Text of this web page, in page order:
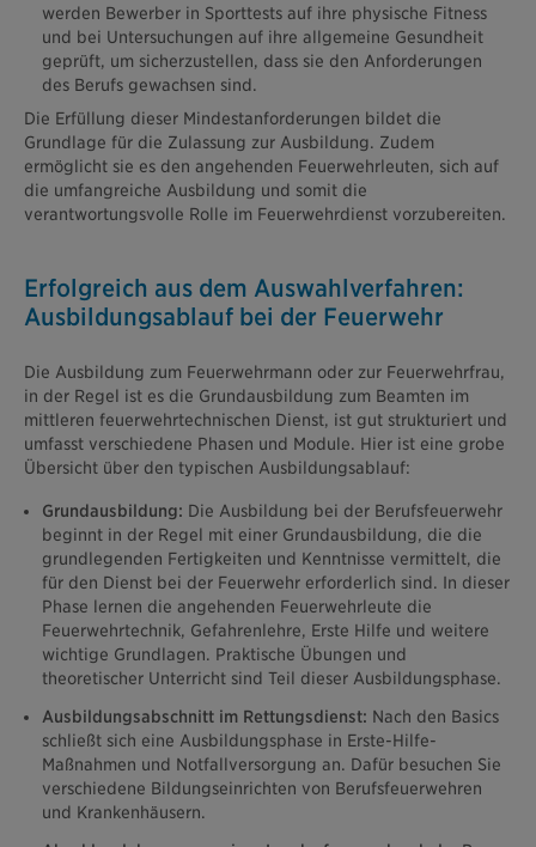
werden Bewerber in Sporttests auf ihre physische Fitness
und bei Untersuchungen auf ihre allgemeine Gesundheit
geprüft, um sicherzustellen, dass sie den Anforderungen
des Berufs gewachsen sind.
Die Erfüllung dieser Mindestanforderungen bildet die
Grundlage für die Zulassung zur Ausbildung. Zudem
ermöglicht sie es den angehenden Feuerwehrleuten, sich auf
die umfangreiche Ausbildung und somit die
verantwortungsvolle Rolle im Feuerwehrdienst vorzubereiten.
Erfolgreich aus dem Auswahlverfahren:
Ausbildungsablauf bei der Feuerwehr
Die Ausbildung zum Feuerwehrmann oder zur Feuerwehrfrau,
in der Regel ist es die Grundausbildung zum Beamten im
mittleren feuerwehrtechnischen Dienst, ist gut strukturiert und
umfasst verschiedene Phasen und Module. Hier ist eine grobe
Übersicht über den typischen Ausbildungsablauf:
Grundausbildung: Die Ausbildung bei der Berufsfeuerwehr
beginnt in der Regel mit einer Grundausbildung, die die
grundlegenden Fertigkeiten und Kenntnisse vermittelt, die
für den Dienst bei der Feuerwehr erforderlich sind. In dieser
Phase lernen die angehenden Feuerwehrleute die
Feuerwehrtechnik, Gefahrenlehre, Erste Hilfe und weitere
wichtige Grundlagen. Praktische Übungen und
theoretischer Unterricht sind Teil dieser Ausbildungsphase.
Ausbildungsabschnitt im Rettungsdienst: Nach den Basics
schließt sich eine Ausbildungsphase in Erste-Hilfe-
Maßnahmen und Notfallversorgung an. Dafür besuchen Sie
verschiedene Bildungseinrichten von Berufsfeuerwehren
und Krankenhäusern.